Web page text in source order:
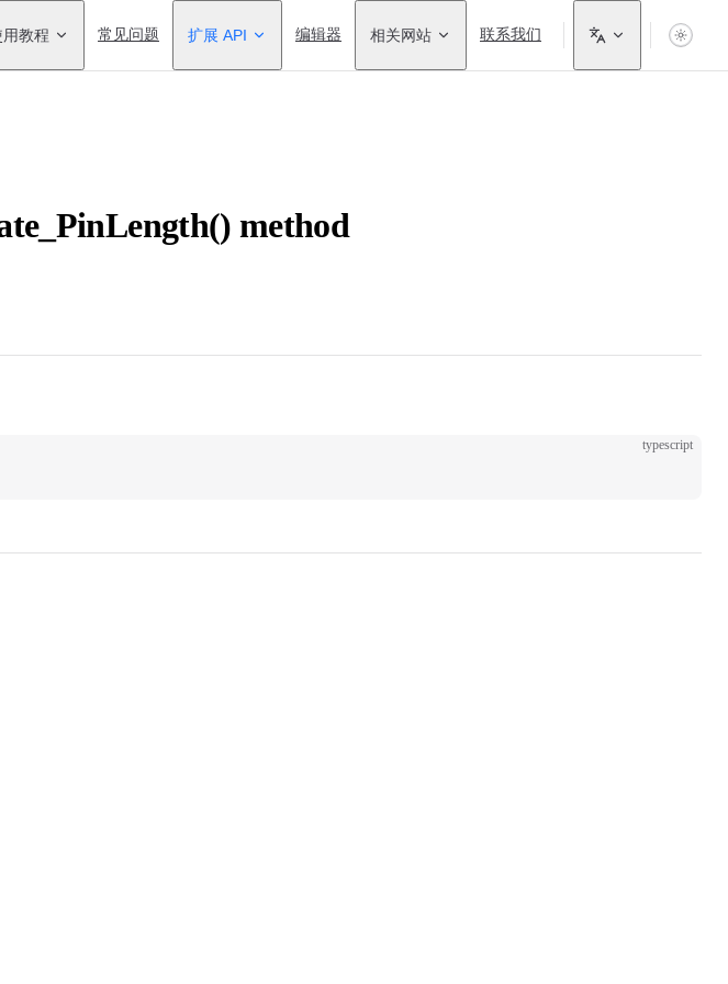
用教程 常见问题 扩展 API 编辑器 相关网站 联系我们
method
typescript